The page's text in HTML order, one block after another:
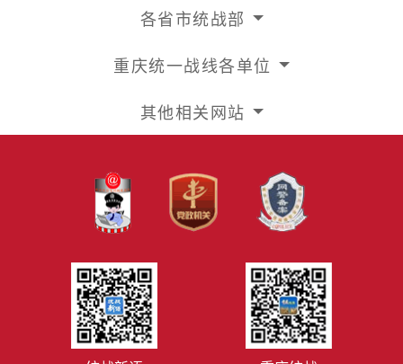
各省市统战部
重庆统一战线各单位
其他相关网站